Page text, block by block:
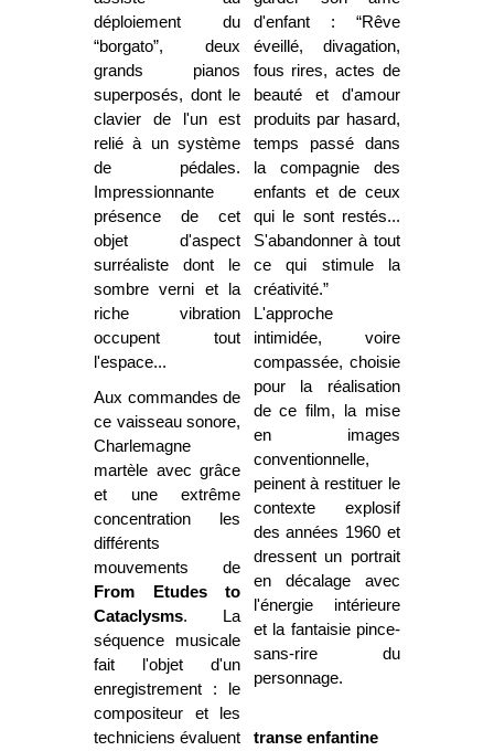
déploiement du
“borgato”, deux
grands pianos
superposés, dont le
clavier de l'un est
relié à un système
de pédales.
Impressionnante
présence de cet
objet d'aspect
surréaliste dont le
sombre verni et la
riche vibration
occupent tout
l'espace...
Aux commandes de
ce vaisseau sonore,
Charlemagne
martèle avec grâce
et une extrême
concentration les
différents
mouvements de
From Etudes to
Cataclysms. La
séquence musicale
fait l'objet d'un
enregistrement : le
compositeur et les
techniciens évaluent
d'enfant : “Rêve
éveillé, divagation,
fous rires, actes de
beauté et d'amour
produits par hasard,
temps passé dans
la compagnie des
enfants et de ceux
qui le sont restés...
S'abandonner à tout
ce qui stimule la
créativité.”
L'approche
intimidée, voire
compassée, choisie
pour la réalisation
de ce film, la mise
en images
conventionnelle,
peinent à restituer le
contexte explosif
des années 1960 et
dressent un portrait
en décalage avec
l'énergie intérieure
et la fantaisie pince-
sans-rire du
personnage.
transe enfantine